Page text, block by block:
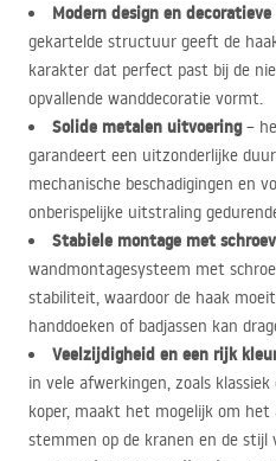
Modern design en
gekartelde structuur geeft de
karakter dat perfect past bij de
opvallende wanddecoratie vormt.
Solide metalen uitvoering–
garandeert een uitzonderlijke
mechanische beschadigingen en
onberispelijke uitstraling
Stabiele montage met
wandmontagesysteem met
stabiliteit, waardoor de haak
handdoeken of badjassen kan
Veelzijdigheid en een rijk
in vele afwerkingen, zoals
koper, maakt het mogelijk om het
stemmen op de kranen en de stijl